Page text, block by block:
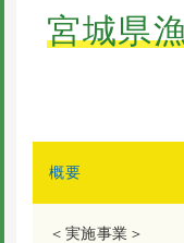
パンフレット
宮城県
概要
＜実施事業＞